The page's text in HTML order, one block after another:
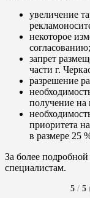
увеличение
некоторое
согласованию;
запрет
части г.
разрешение
получение на
приоритета
в размере 25
За более
специалистам.
5 / 5